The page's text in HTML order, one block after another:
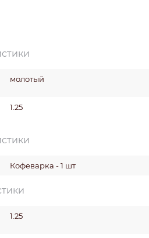
молотый
1.25
Кофеварка - 1 шт
1.25